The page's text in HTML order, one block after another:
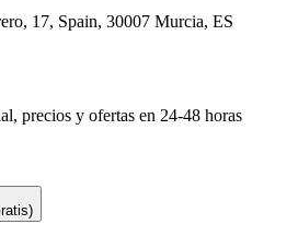
17, Spain, 30007 Murcia, ES
precios y ofertas en 24-48 horas